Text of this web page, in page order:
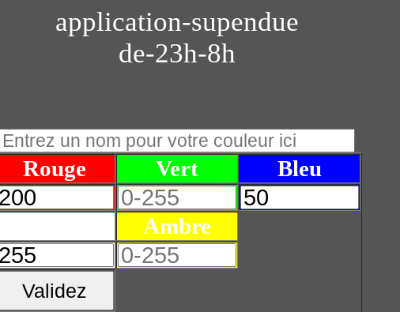
application-supendue
de-23h-8h
Rouge Vert Bleu
Ambre
Validez